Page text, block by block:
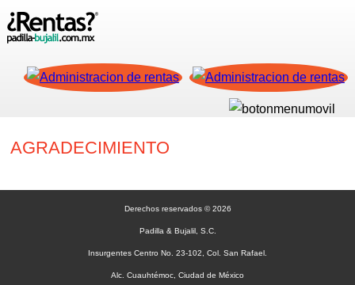
AGRADECIMIENTO
Derechos reservados © 2026
Padilla & Bujalil, S.C.
Insurgentes Centro No. 23-102, Col. San Rafael.
Alc. Cuauhtémoc, Ciudad de México